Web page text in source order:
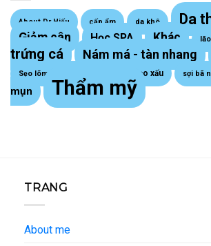
About Dr Hiếu cấp ẩm da khô Da
Giảm cân Học SPA Khác
trứng cá
Nám má - tàn nhang
Sẹo lõm trứng cá Sẹo lồi - sẹo xấu sợi bã
mụn
Thẩm mỹ
TRANG
About me